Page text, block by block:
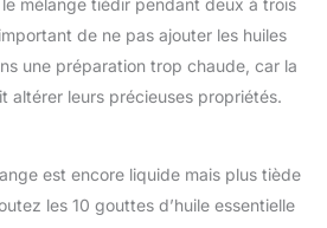
le mélange tiédir pendant deux à trois
de ne pas ajouter les huiles
une préparation trop chaude, car la
altérer leurs précieuses propriétés.
est encore liquide mais plus tiède
les 10 gouttes d’huile essentielle